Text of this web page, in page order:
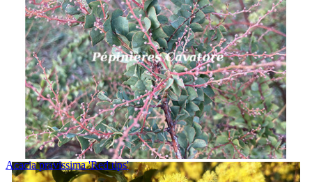
Acacia pravissima 'Red tips'